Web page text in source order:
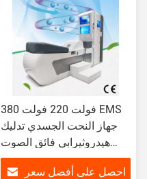
380 فولت 220 فولت EMS
جهاز النحت الجسدي تدليك
هيدروثيرابي فائق الصوت
لجهاز ري الأمعاء
احصل على أفضل سعر